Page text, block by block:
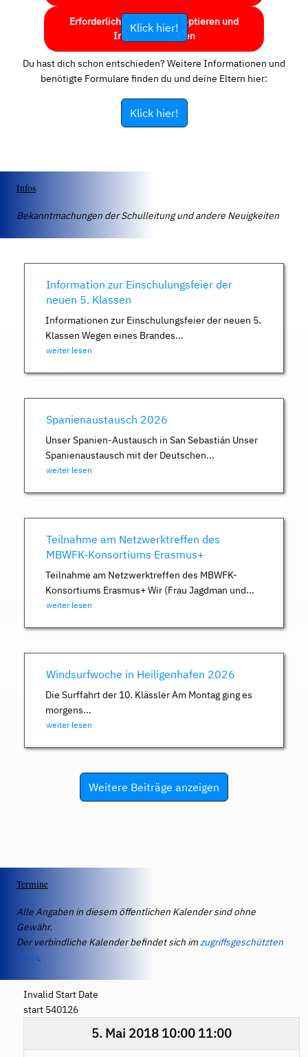
Erforderlichen Service akzeptieren und
Inhalte entsperren
Klick hier!
Du hast dich schon entschieden? Weitere Informationen und
benötigte Formulare finden du und deine Eltern hier:
Klick hier!
Infos
Bekanntmachungen der Schulleitung und andere Neuigkeiten
Information zur Einschulungsfeier der
neuen 5. Klassen
Informationen zur Einschulungsfeier der neuen 5.
Klassen Wegen eines Brandes...
weiter lesen
Spanienaustausch 2026
Unser Spanien-Austausch in San Sebastián Unser
Spanienaustausch mit der Deutschen...
weiter lesen
Teilnahme am Netzwerktreffen des
MBWFK-Konsortiums Erasmus+
Teilnahme am Netzwerktreffen des MBWFK-
Konsortiums Erasmus+ Wir (Frau Jagdman und...
weiter lesen
Windsurfwoche in Heiligenhafen 2026
Die Surffahrt der 10. Klässler Am Montag ging es
morgens...
weiter lesen
Weitere Beiträge anzeigen
Termine
Alle Angaben in diesem öffentlichen Kalender sind ohne
Gewähr.
Der verbindliche Kalender befindet sich imzugriffsgeschützten
IServ.
Invalid Start Date
start 540126
5. Mai 2018 10:00 11:00